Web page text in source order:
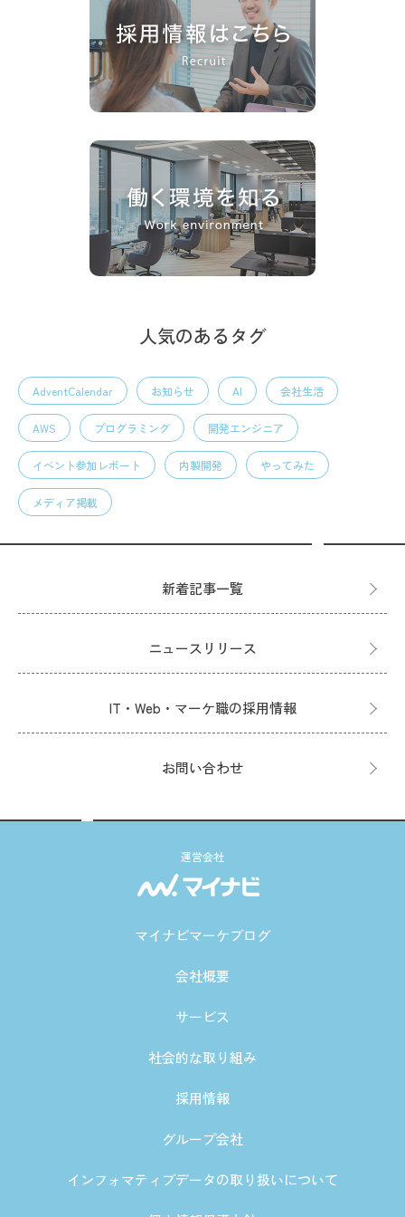
人気のあるタグ
AdventCalendar お知らせ AI 会社生活
AWS プログラミング 開発エンジニア
イベント参加レポート 内製開発 やってみた
メディア掲載
新着記事一覧
ニュースリリース
IT・Web・マーケ職の採用情報
お問い合わせ
運営会社
マイナビマーケブログ
会社概要
サービス
社会的な取り組み
採用情報
グループ会社
インフォマティブデータの取り扱いについて